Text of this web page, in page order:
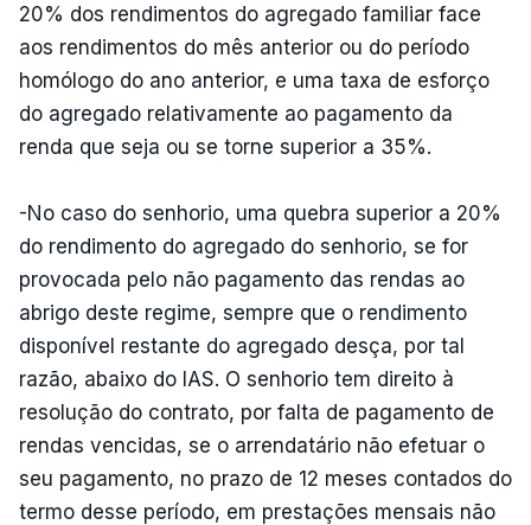
20% dos rendimentos do agregado familiar face
aos rendimentos do mês anterior ou do período
homólogo do ano anterior, e uma taxa de esforço
do agregado relativamente ao pagamento da
renda que seja ou se torne superior a 35%.
-No caso do senhorio, uma quebra superior a 20%
do rendimento do agregado do senhorio, se for
provocada pelo não pagamento das rendas ao
abrigo deste regime, sempre que o rendimento
disponível restante do agregado desça, por tal
razão, abaixo do IAS. O senhorio tem direito à
resolução do contrato, por falta de pagamento de
rendas vencidas, se o arrendatário não efetuar o
seu pagamento, no prazo de 12 meses contados do
termo desse período, em prestações mensais não